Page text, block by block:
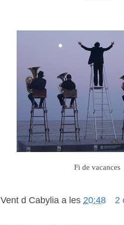
Fi de vacances
Vent d Cabylia a les 20:48 2